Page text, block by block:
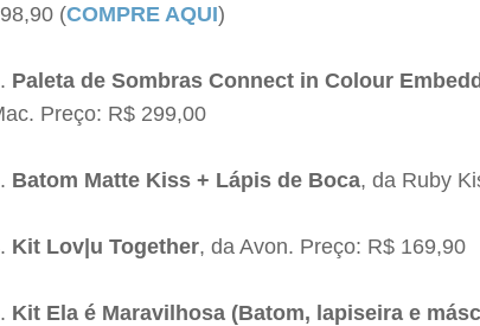
(COMPRE AQUI)
Paleta de Sombras Connect in Colour
Preço: R$ 299,00
Batom Matte Kiss + Lápis de Boca, da Ruby
Kit Lov|u Together, da Avon. Preço: R$ 169,90
Kit Ela é Maravilhosa (Batom, lapiseira e